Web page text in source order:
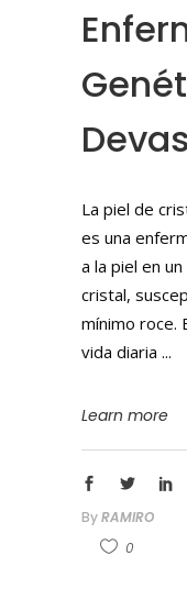
La piel de
es una
a la piel en
cristal,
mínimo roce.
vida diaria
Learn more
ByRAMIRO
0